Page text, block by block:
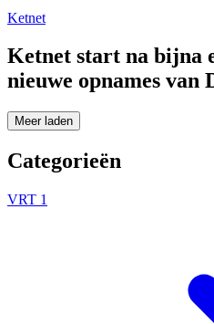
Ketnet
Ketnet start na bijna
nieuwe opnames van
Meer laden
Categorieën
VRT 1